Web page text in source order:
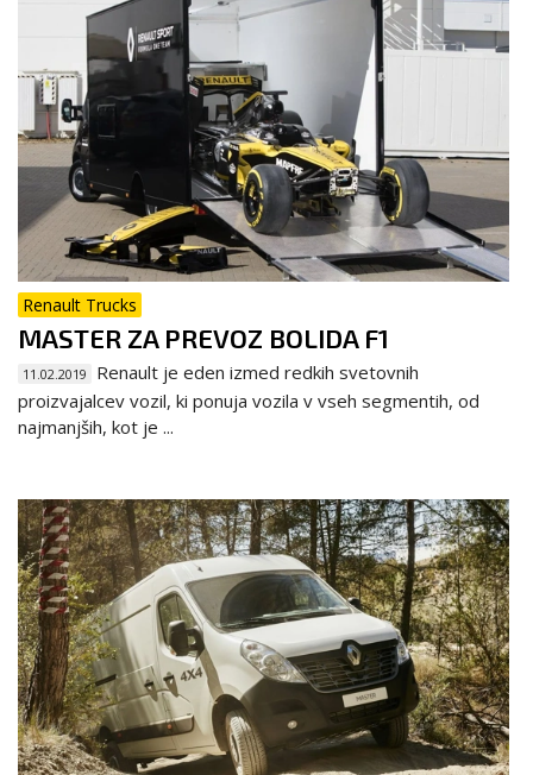
Renault Trucks
MASTER ZA PREVOZ BOLIDA F1
11.02.2019
Renault je eden izmed redkih svetovnih
proizvajalcev vozil, ki ponuja vozila v vseh segmentih, od
najmanjših, kot je ...